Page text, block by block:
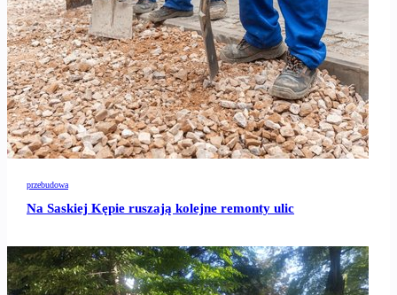
przebudowa
Na Saskiej Kępie ruszają kolejne remonty ulic